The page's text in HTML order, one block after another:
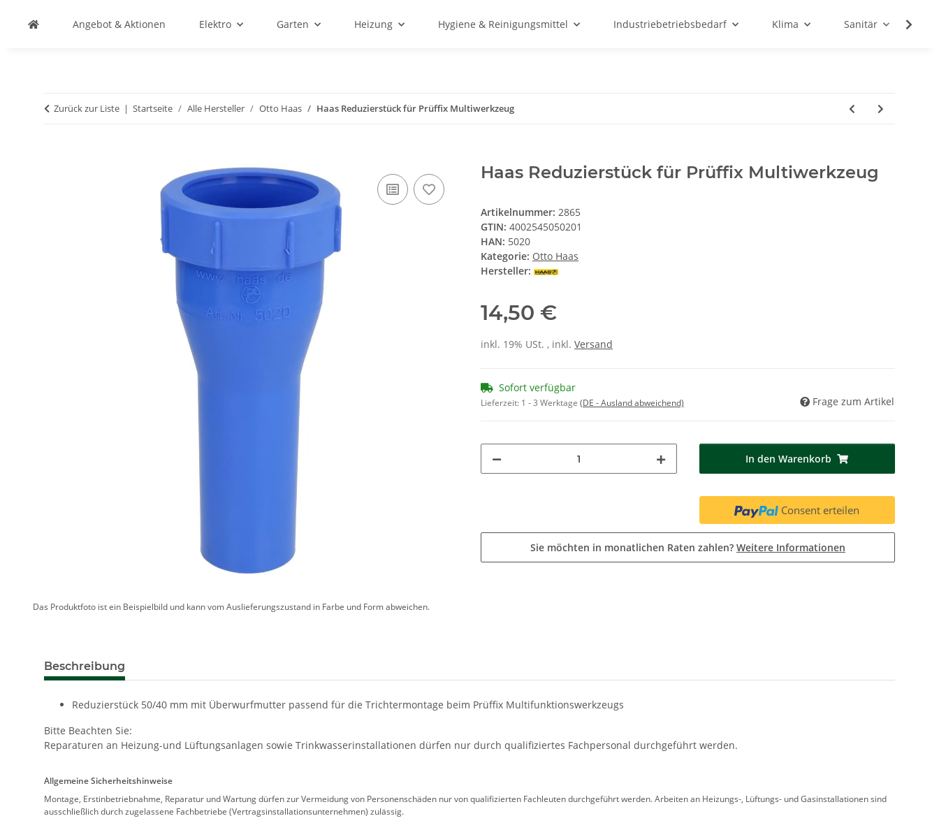
Angebot & Aktionen Elektro Garten Heizung Hygiene & Reinigungsmittel Industriebetriebsbedarf Klima Sanitär
Zurück zur Liste Startseite Alle Hersteller Otto Haas Haas Reduzierstück für Prüffix Multiwerkzeug
Das Produktfoto ist ein Beispielbild und kann vom Auslieferungszustand in Farbe und Form abweichen.
Haas Reduzierstück für Prüffix Multiwerkzeug
Artikelnummer: 2865
GTIN: 4002545050201
HAN: 5020
Kategorie: Otto Haas
Hersteller:
14,50 €
inkl. 19% USt. , inkl. Versand
Sofort verfügbar
Lieferzeit: 1 - 3 Werktage (DE - Ausland abweichend) Frage zum Artikel
In den Warenkorb
Consent erteilen
Sie möchten in monatlichen Raten zahlen? Weitere Informationen
Beschreibung
Reduzierstück 50/40 mm mit Überwurfmutter passend für die Trichtermontage beim Prüffix Multifunktionswerkzeugs
Bitte Beachten Sie:
Reparaturen an Heizung-und Lüftungsanlagen sowie Trinkwasserinstallationen dürfen nur durch qualifiziertes Fachpersonal durchgeführt werden.
Allgemeine Sicherheitshinweise
Montage, Erstinbetriebnahme, Reparatur und Wartung dürfen zur Vermeidung von Personenschäden nur von qualifizierten Fachleuten durchgeführt werden. Arbeiten an Heizungs-, Lüftungs- und Gasinstallationen sind
ausschließlich durch zugelassene Fachbetriebe (Vertragsinstallationsunternehmen) zulässig.